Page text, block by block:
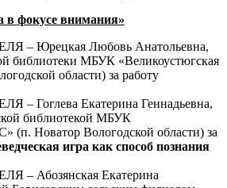
фокусе внимания»
– Юрецкая Любовь Анатольевна,
библиотеки МБУК «Великоустюгская
области) за работу
Гоглева Екатерина Геннадьевна,
библиотекой МБУК
(п. Новатор Вологодской области) за
игра как способ познания
Абозянская Екатерина